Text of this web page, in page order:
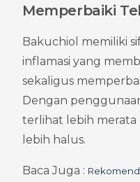
Memperbaiki
Bakuchiol memiliki
inflamasi yang
sekaligus
Dengan
terlihat lebih merata
lebih halus.
Baca Juga :